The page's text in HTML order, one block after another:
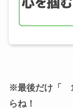
※最後だけ「
らね！